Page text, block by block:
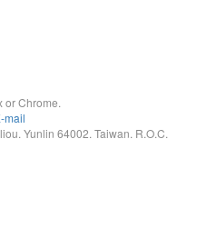
or Chrome.
mail
Yunlin 64002. Taiwan. R.O.C.